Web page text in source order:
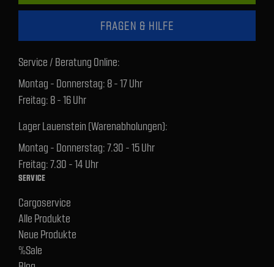
FRAGEN & HILFE
Service / Beratung Online:
Montag - Donnerstag: 8 - 17 Uhr
Freitag: 8 - 16 Uhr
Lager Lauenstein (Warenabholungen):
Montag - Donnerstag: 7.30 - 15 Uhr
Freitag: 7.30 - 14 Uhr
SERVICE
Cargoservice
Alle Produkte
Neue Produkte
%Sale